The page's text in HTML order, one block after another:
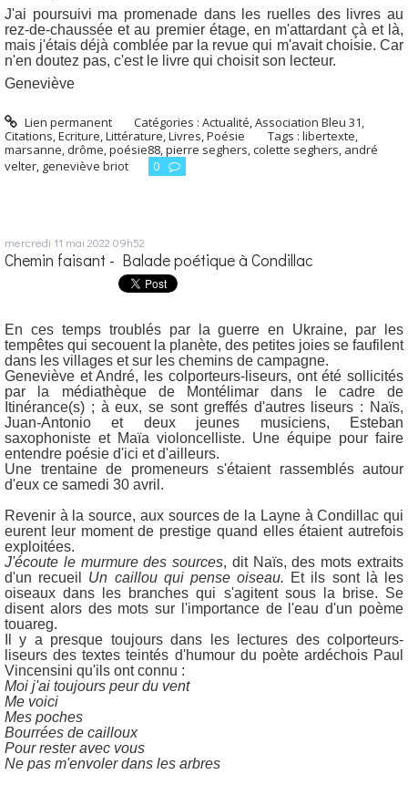
J'ai poursuivi ma promenade dans les ruelles des livres au
rez-de-chaussée et au premier étage, en m'attardant çà et là,
mais j'étais déjà comblée par la revue qui m'avait choisie. Car
n'en doutez pas, c'est le livre qui choisit son lecteur.
Geneviève
Lien permanent Catégories :Actualité,Association Bleu 31,
Citations,Ecriture,Littérature,Livres,Poésie Tags : libertexte,
marsanne, drôme,poésie88,pierre seghers,colette seghers, andré
velter, geneviève briot 0
mercredi 11 mai 2022 09h52
Chemin faisant - Balade poétique à Condillac
En ces temps troublés par la guerre en Ukraine, par les
tempêtes qui secouent la planète, des petites joies se faufilent
dans les villages et sur les chemins de campagne.
Geneviève et André, les colporteurs-liseurs, ont été sollicités
par la médiathèque de Montélimar dans le cadre de
Itinérance(s) ; à eux, se sont greffés d'autres liseurs : Naïs,
Juan-Antonio et deux jeunes musiciens, Esteban
saxophoniste et Maïa violoncelliste. Une équipe pour faire
entendre poésie d'ici et d'ailleurs.
Une trentaine de promeneurs s'étaient rassemblés autour
d'eux ce samedi 30 avril.
Revenir à la source, aux sources de la Layne à Condillac qui
eurent leur moment de prestige quand elles étaient autrefois
exploitées.
J'écoute le murmure des sources, dit Naïs, des mots extraits
d'un recueil Un caillou qui pense oiseau. Et ils sont là les
oiseaux dans les branches qui s'agitent sous la brise. Se
disent alors des mots sur l'importance de l'eau d'un poème
touareg.
Il y a presque toujours dans les lectures des colporteurs-
liseurs des textes teintés d'humour du poète ardéchois Paul
Vincensini qu'ils ont connu :
Moi j'ai toujours peur du vent
Me voici
Mes poches
Bourrées de cailloux
Pour rester avec vous
Ne pas m'envoler dans les arbres